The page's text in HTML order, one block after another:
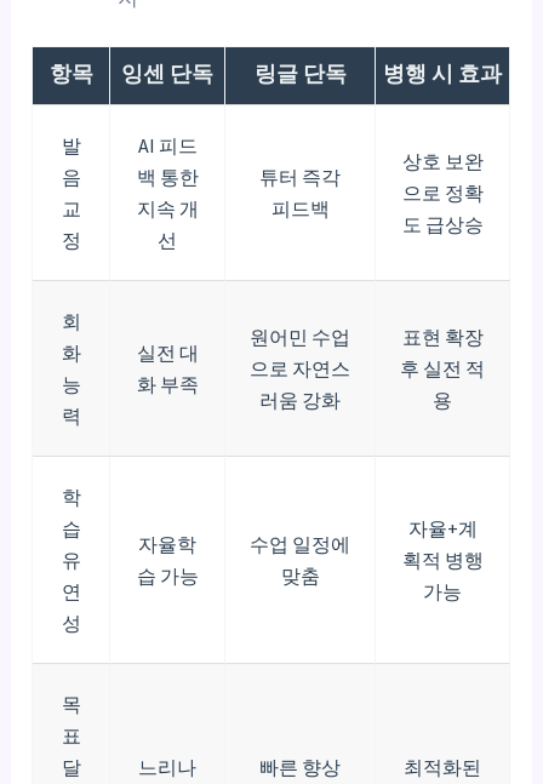
항목 잉센 단독 링글 단독 병행 시 효과
발
음
교
정
AI 피드
백 통한
지속 개
선
튜터 즉각
피드백
상호 보완
으로 정확
도 급상승
회
화
능
력
실전 대
화 부족
원어민 수업
으로 자연스
러움 강화
표현 확장
후 실전 적
용
학
습
유
연
성
자율학
습 가능
수업 일정에
맞춤
자율+계
획적 병행
가능
목
표
달
느리나
빠른 향상
최적화된